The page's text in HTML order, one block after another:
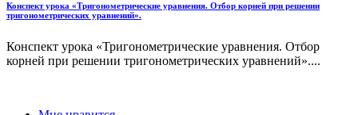
Конспект урока «Тригонометрические уравнения. Отбор корней при решении
тригонометрических уравнений».
Конспект урока «Тригонометрические уравнения. Отбор
корней при решении тригонометрических уравнений»....